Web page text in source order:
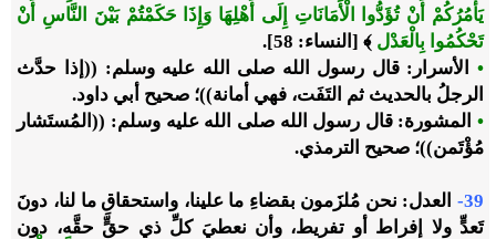
يَأْمُرُكُمْ أَنْ تُؤَدُّوا الْأَمَانَاتِ إِلَى أَهْلِهَا وَإِذَا حَكَمْتُمْ بَيْنَ النَّاسِ أَنْ
تَحْكُمُوا بِالْعَدْل ﴾ [النساء: 58].
•
الأسرار: قال رسول الله صلى الله عليه وسلم: ((إذا حدَّث
الرجلُ بالحديث ثم التَفَت، فهي أمانة))؛ صحيح أبي داود.
• المشورة: قال رسول الله صلى الله عليه وسلم: ((المُستَشار
مُؤْتَمن))؛ صحيح الترمذي.
39-
العدل: نحن مُلزَمون بقضاءِ ما علينا، واستحقاقِ ما لنا، دونَ
تَعدٍّ ولا إفراط أو تفريط، وأن نعطيَ كلِّ ذي حقٍّ حقَّه، دون